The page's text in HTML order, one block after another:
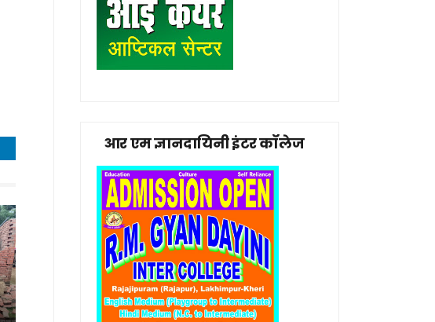
आर एम ज्ञानदायिनी इंटर कॉलेज